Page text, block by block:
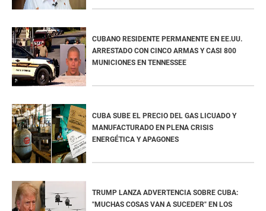
CUBANO RESIDENTE PERMANENTE EN EE.UU.
ARRESTADO CON CINCO ARMAS Y CASI 800
MUNICIONES EN TENNESSEE
CUBA SUBE EL PRECIO DEL GAS LICUADO Y
MANUFACTURADO EN PLENA CRISIS
ENERGÉTICA Y APAGONES
TRUMP LANZA ADVERTENCIA SOBRE CUBA:
"MUCHAS COSAS VAN A SUCEDER" EN LOS